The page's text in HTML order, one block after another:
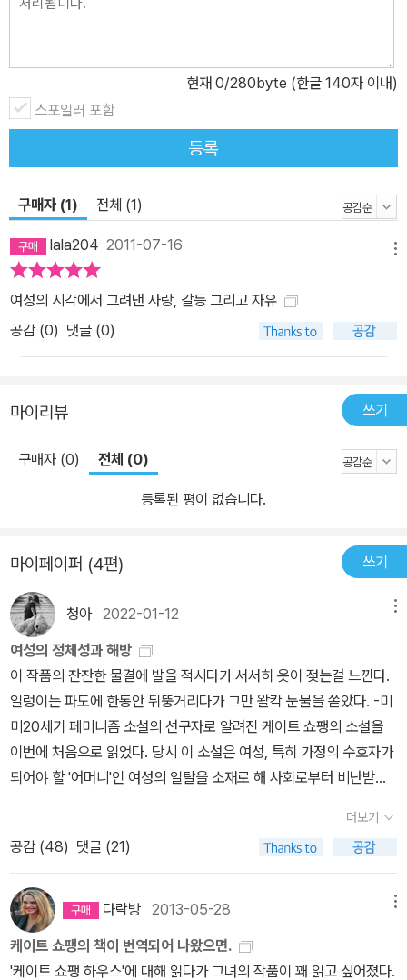
현재 0/280byte (한글 140자 이내)
스포일러 포함
등록
구매자 (1) 전체 (1)
lala204 2011-07-16
여성의 시각에서 그려낸 사랑, 갈등 그리고 자유
공감 (0) 댓글 (0)
마이리뷰 쓰기
구매자 (0) 전체 (0)
등록된 평이 없습니다.
마이페이퍼 (4편) 쓰기
청아2022-01-12
여성의 정체성과 해방
이 작품의 잔잔한 물결에 발을 적시다가 서서히 옷이 젖는걸 느낀다.
일렁이는 파도에 한동안 뒤뚱거리다가 그만 왈칵 눈물을 쏟았다. -미
미20세기 페미니즘 소설의 선구자로 알려진 케이트 쇼팽의 소설을
이번에 처음으로 읽었다. 당시 이 소설은 여성, 특히 가정의 수호자가
되어야 할 '어머니'인 여성의 일탈을 소재로 해 사회로부터 비난받았
마도 이로 인해 케이트 쇼팽은 더이상 활발하게 창작활동을 하지 않
았던 것 같다. 이 소설을 읽은 나로썬 참으로 개탄할 일이다. 다시 한
번 생각하게 된다. 소설에 금기는 있어서는 안된다고. 소설은 어쩔수
없이 그 시대를 반영하기도 하지만 뛰어넘기도 해야한다. 이른바 '도
덕'도 넘어설 수 있는 것이 소설이다. 미디어와는 다르다. 현실에서 경
험할 수 없는 것도 소재로 할 수 있어야 한다고 생각한다. 그래야 상상
더보기
공감 (48) 댓글 (21)
다락방 2013-05-28
케이트 쇼팽의 책이 번역되어 나왔으면.
'케이트 쇼팽 하우스'에 대해 읽다가 그녀의 작품이 꽤 읽고 싶어졌다.